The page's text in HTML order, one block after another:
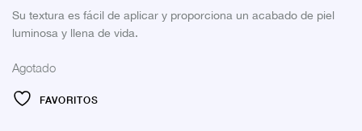
Su textura es fácil de aplicar y proporciona un acabado de piel
luminosa y llena de vida.
Agotado
FAVORITOS